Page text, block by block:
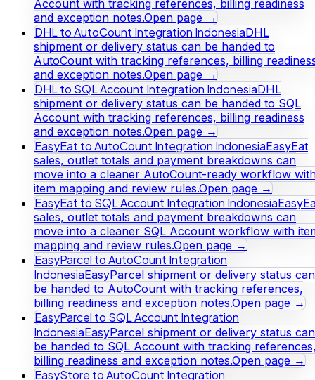
Account with tracking references, billing readiness
and exception notes.Open page →
DHL to AutoCount Integration IndonesiaDHL
shipment or delivery status can be handed to
AutoCount with tracking references, billing
and exception notes.Open page →
DHL to SQL Account Integration IndonesiaDHL
shipment or delivery status can be handed to SQL
Account with tracking references, billing readiness
and exception notes.Open page →
EasyEat to AutoCount Integration IndonesiaEasyEat
sales, outlet totals and payment breakdowns can
move into a cleaner AutoCount-ready workflow
item mapping and review rules.Open page →
EasyEat to SQL Account Integration Indonesia
sales, outlet totals and payment breakdowns can
move into a cleaner SQL Account workflow with
mapping and review rules.Open page →
EasyParcel to AutoCount Integration
IndonesiaEasyParcel shipment or delivery status can
be handed to AutoCount with tracking references,
billing readiness and exception notes.Open page →
EasyParcel to SQL Account Integration
IndonesiaEasyParcel shipment or delivery status can
be handed to SQL Account with tracking
billing readiness and exception notes.Open page →
EasyStore to AutoCount Integration